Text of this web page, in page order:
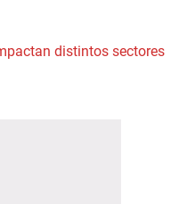
distintos sectores